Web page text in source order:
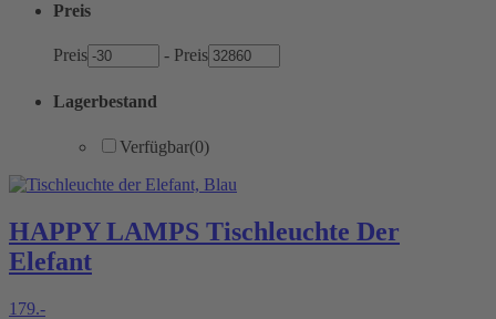
Preis
Preis - Preis
Lagerbestand
Verfügbar(0)
HAPPY LAMPS Tischleuchte Der
Elefant
179.-